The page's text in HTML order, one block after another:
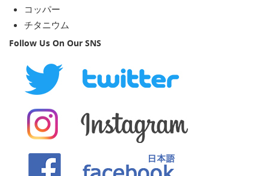
コッパー
チタニウム
Follow Us On Our SNS